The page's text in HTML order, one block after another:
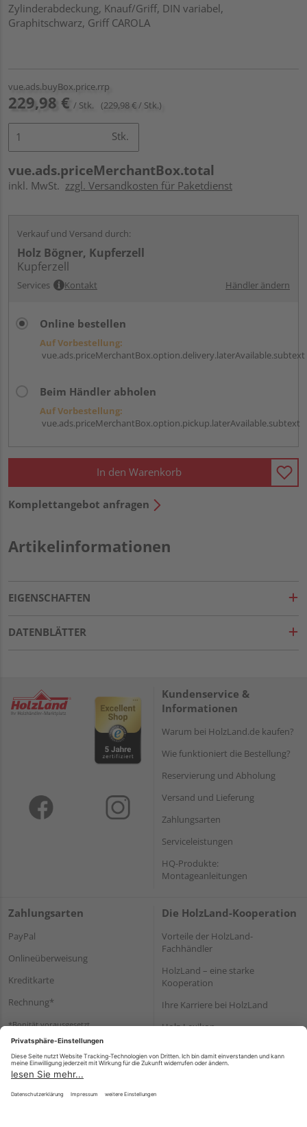
Zylinderabdeckung, Knauf/Griff, DIN variabel,
Graphitschwarz, Griff CAROLA
vue.ads.buyBox.price.rrp
229,98 € / Stk. (229,98 € / Stk.)
Stk.
vue.ads.priceMerchantBox.total
inkl. MwSt. zzgl. Versandkosten für Paketdienst
Verkauf und Versand durch:
Holz Bögner, Kupferzell
Kupferzell
Services Kontakt Händler ändern
Online bestellen
Auf Vorbestellung:
vue.ads.priceMerchantBox.option.delivery.laterAvailable.subtext
Beim Händler abholen
Auf Vorbestellung:
vue.ads.priceMerchantBox.option.pickup.laterAvailable.subtext
In den Warenkorb
Komplettangebot anfragen
Artikelinformationen
EIGENSCHAFTEN
DATENBLÄTTER
Kundenservice &
Informationen
Warum bei HolzLand.de kaufen?
Wie funktioniert die Bestellung?
Reservierung und Abholung
Versand und Lieferung
Zahlungsarten
Serviceleistungen
HQ-Produkte:
Montageanleitungen
Zahlungsarten
PayPal
Onlineüberweisung
Kreditkarte
Rechnung*
*Bonität vorausgesetzt
Die HolzLand-Kooperation
Vorteile der HolzLand-
Fachhändler
HolzLand – eine starke
Kooperation
Ihre Karriere bei HolzLand
Holz-Lexikon